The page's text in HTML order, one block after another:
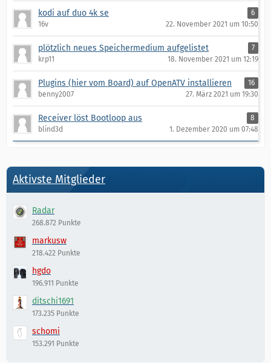
kodi auf duo 4k se
6
16v
22. November 2021 um 10:50
plötzlich neues Speichermedium aufgelistet
7
krp11
18. November 2021 um 12:19
Plugins (hier vom Board) auf OpenATV installieren
16
benny2007
27. März 2021 um 19:30
Receiver löst Bootloop aus
8
blind3d
1. Dezember 2020 um 07:48
Aktivste Mitglieder
Radar
268.872 Punkte
markusw
218.422 Punkte
hgdo
196.911 Punkte
ditschi1691
173.235 Punkte
schomi
153.291 Punkte